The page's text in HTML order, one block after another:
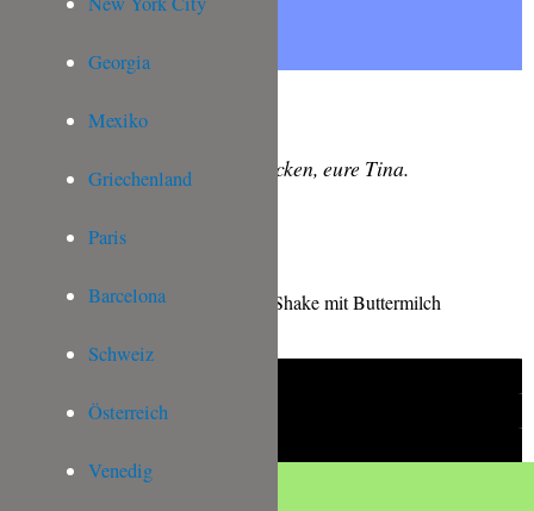
Georgia
Mexiko
Griechenland
Paris
Barcelona
Schweiz
Österreich
Venedig
Lasst es euch schmecken, eure Tina.